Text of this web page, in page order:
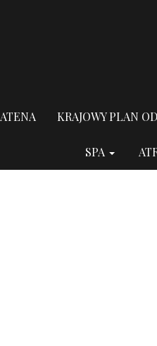
ATENA KRAJOWY PLAN
SPA